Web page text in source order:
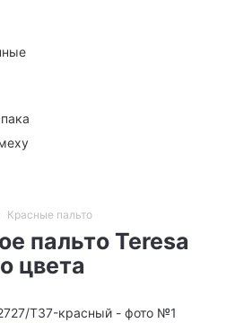
Красные пальто
пальто Teresa
цвета